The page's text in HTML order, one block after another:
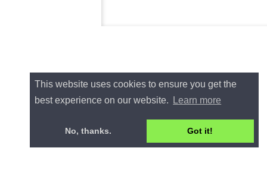
This website uses cookies to ensure you get the
best experience on our website.
Learn more
No, thanks. Got it!